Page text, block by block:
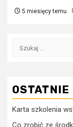
5 miesięcy temu
Szukaj:
OSTATNIE
Karta szkolenia
Co zrobić ze